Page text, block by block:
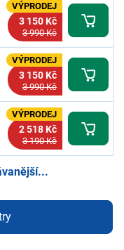
VÝPRODEJ
3 150 Kč
3 990 Kč
VÝPRODEJ
3 150 Kč
3 990 Kč
VÝPRODEJ
2 518 Kč
3 190 Kč